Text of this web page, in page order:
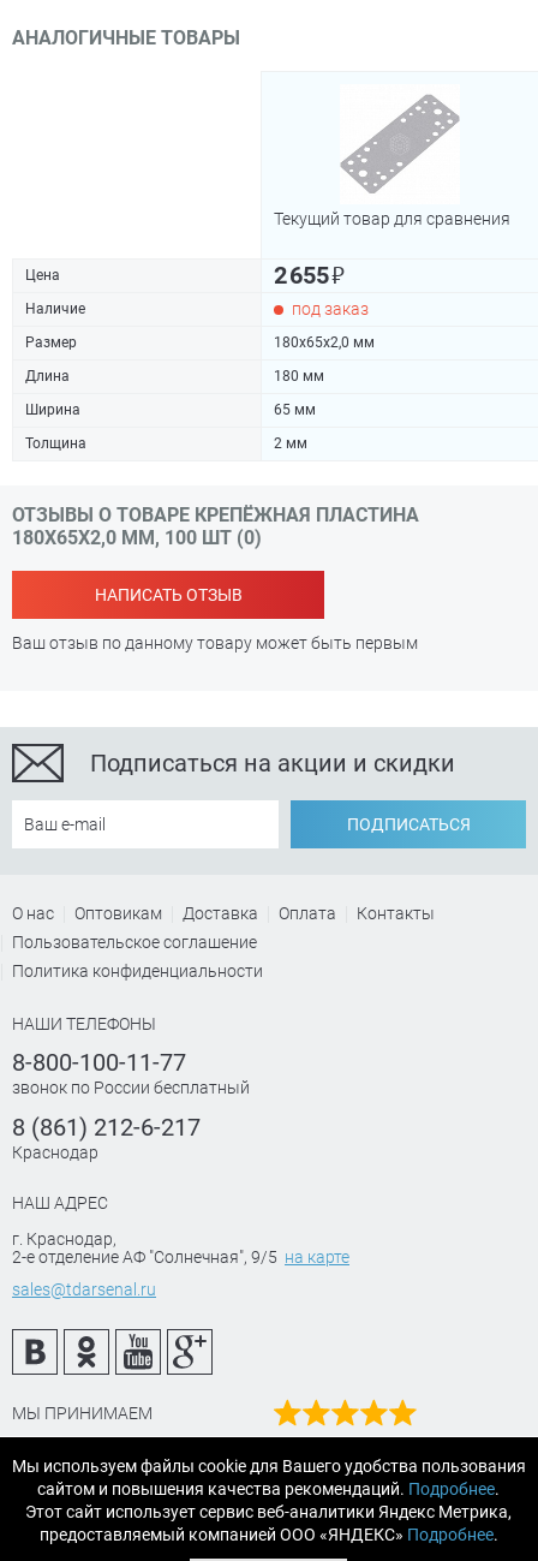
АНАЛОГИЧНЫЕ ТОВАРЫ
Текущий товар для сравнения
Цена 2 655₽
Наличие под заказ
Размер
180х65x2,0 мм
Длина
180 мм
Ширина
65 мм
Толщина
2 мм
ОТЗЫВЫ О ТОВАРЕ КРЕПЁЖНАЯ ПЛАСТИНА
180Х65X2,0 ММ, 100 ШТ (0)
НАПИСАТЬ ОТЗЫВ
Ваш отзыв по данному товару может быть первым
Подписаться на акции и скидки
ПОДПИСАТЬСЯ
О нас Оптовикам Доставка Оплата
Контакты
Пользовательское соглашение
Политика конфиденциальности
НАШИ ТЕЛЕФОНЫ
8-800-100-11-77
звонок по России бесплатный
8 (861) 212-6-217
Краснодар
НАШ АДРЕС
г. Краснодар,
2-е отделение АФ "Солнечная", 9/5 на карте
sales@tdarsenal.ru
МЫ ПРИНИМАЕМ
на Яндекс маркет
Читайте отзывы
Мы используем файлы cookie для Вашего удобства пользования
сайтом и повышения качества рекомендаций. Подробнее.
Этот сайт использует сервис веб-аналитики Яндекс Метрика,
предоставляемый компанией ООО «ЯНДЕКС» Подробнее.
×
Этот товар купили 11 человек